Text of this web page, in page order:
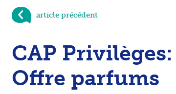
article précédent
CAP
Offre parfums